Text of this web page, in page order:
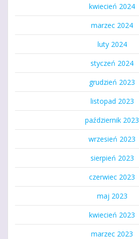
kwiecień 2024
marzec 2024
luty 2024
styczeń 2024
grudzień 2023
listopad 2023
październik 2023
wrzesień 2023
sierpień 2023
czerwiec 2023
maj 2023
kwiecień 2023
marzec 2023